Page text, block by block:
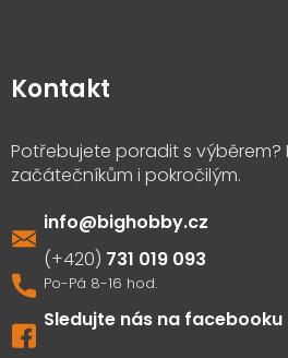
Kontakt
info@bighobby.cz
731 019 093
Sledujte nás na facebooku